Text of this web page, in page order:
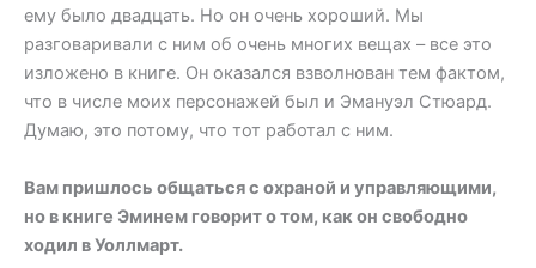
ему было двадцать. Но он очень хороший. Мы
разговаривали с ним об очень многих вещах – все это
изложено в книге. Он оказался взволнован тем фактом,
что в числе моих персонажей был и Эмануэл Стюард.
Думаю, это потому, что тот работал с ним.
Вам пришлось общаться с охраной и управляющими,
но в книге Эминем говорит о том, как он свободно
ходил в Уоллмарт.